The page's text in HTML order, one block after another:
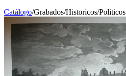
Catálogo/Grabados/Historicos/Politicos